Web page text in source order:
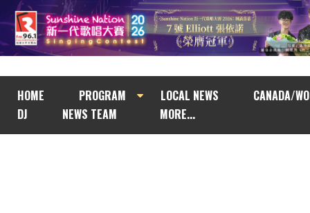
HOME PROGRAM LOCAL NEWS
CANADA/
DJ
NEWS TEAM MORE...